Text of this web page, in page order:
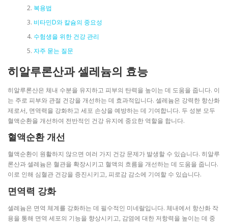
복용법
비타민D와 칼슘의 중요성
수험생을 위한 건강 관리
자주 묻는 질문
히알루론산과 셀레늄의 효능
히알루론산은 체내 수분을 유지하고 피부의 탄력을 높이는 데 도움을 줍니다. 이
는 주로 피부와 관절 건강을 개선하는 데 효과적입니다. 셀레늄은 강력한 항산화
제로서, 면역력을 강화하고 세포 손상을 예방하는 데 기여합니다. 두 성분 모두
혈액순환을 개선하여 전반적인 건강 유지에 중요한 역할을 합니다.
혈액순환 개선
혈액순환이 원활하지 않으면 여러 가지 건강 문제가 발생할 수 있습니다. 히알루
론산과 셀레늄은 혈관을 확장시키고 혈액의 흐름을 개선하는 데 도움을 줍니다.
이로 인해 심혈관 건강을 증진시키고, 피로감 감소에 기여할 수 있습니다.
면역력 강화
셀레늄은 면역 체계를 강화하는 데 필수적인 미네랄입니다. 체내에서 항산화 작
용을 통해 면역 세포의 기능을 향상시키고, 감염에 대한 저항력을 높이는 데 중